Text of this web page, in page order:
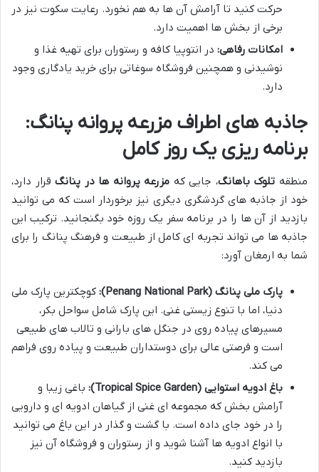
حرکت کنید تا آرامش آن ها به هم نخورد. رعایت سکوت نیز در
برخی از بخش ها اهمیت دارد.
امکانات رفاهی: در انتوپیا کافه و رستوران برای تهیه غذا و
نوشیدنی و همچنین فروشگاه سوغاتی برای خرید یادگاری وجود
دارد.
جاذبه های اطراف مزرعه پروانه پنانگ:
برنامه ریزی یک روز کامل
منطقه تلوک باهانگ، جایی که مزرعه پروانه ها در پنانگقرار دارد،
خود از جاذبه های گردشگری دیگری نیز برخوردار است که می توانید
بازدید از آن ها را در برنامه سفر یک روزه خود بگنجانید. ترکیب این
جاذبه ها می تواند تجربه ای کامل از طبیعت و فرهنگ پنانگ را برای
شما به ارمغان آورد:
پارک ملی پنانگ (Penang National Park):
کوچکترین پارک ملی
دنیا، اما با تنوع زیستی غنی. این پارک شامل سواحل بکر،
مسیرهای پیاده روی در جنگل های بارانی و تالاب های طبیعی
است و فرصتی عالی برای دوستداران طبیعت و پیاده روی فراهم
می کند.
باغ ادویه استوایی (Tropical Spice Garden):
باغی زیبا و
آرامش بخش که مجموعه ای غنی از گیاهان ادویه ای و دارویی
را در خود جای داده است. با گشت و گذار در این باغ می توانید
با انواع ادویه ها آشنا شوید و از رستوران و فروشگاه آن نیز
بازدید کنید.